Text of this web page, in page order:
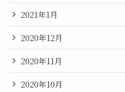
2021年1月
2020年12月
2020年11月
2020年10月